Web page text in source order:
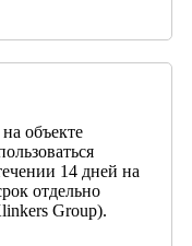
объекте
14 дней на
отдельно
Group).